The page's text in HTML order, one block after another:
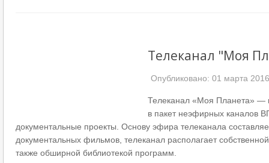
Телеканал "Моя
Опубликовано: 01 марта 2016
Телеканал «Моя Планета» —
в пакет неэфирных каналов
документальные проекты. Основу эфира телеканала
документальных фильмов, телеканал располагает
также обширной библиотекой программ.